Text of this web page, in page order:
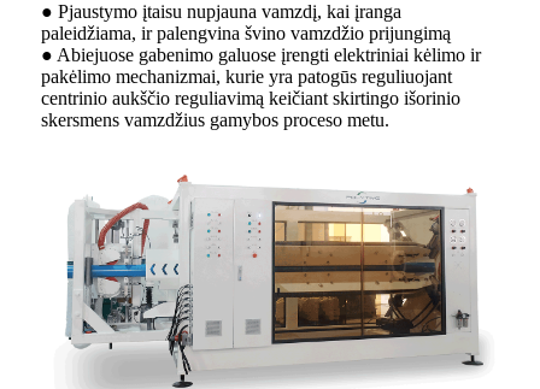
● Pjaustymo įtaisu nupjauna vamzdį, kai įranga
paleidžiama, ir palengvina švino vamzdžio prijungimą
● Abiejuose gabenimo galuose įrengti elektriniai kėlimo ir
pakėlimo mechanizmai, kurie yra patogūs reguliuojant
centrinio aukščio reguliavimą keičiant skirtingo išorinio
skersmens vamzdžius gamybos proceso metu.